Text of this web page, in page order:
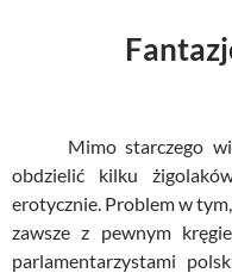
Mimo starczego
obdzielić kilku
erotycznie. Problem w tym,
zawsze z pewnym
parlamentarzystami